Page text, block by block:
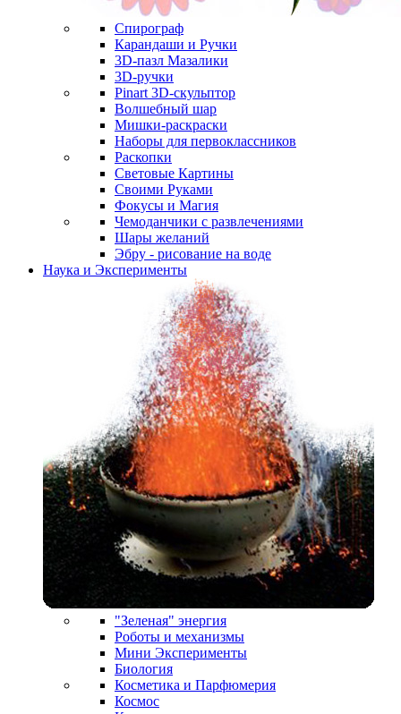
Спирограф
Карандаши и Ручки
3D-пазл Мазалики
3D-ручки
Pinart 3D-скульптор
Волшебный шар
Мишки-раскраски
Наборы для первоклассников
Раскопки
Световые Картины
Своими Руками
Фокусы и Магия
Чемоданчики с развлечениями
Шары желаний
Эбру - рисование на воде
Наука и Эксперименты
"Зеленая" энергия
Роботы и механизмы
Мини Эксперименты
Биология
Косметика и Парфюмерия
Космос